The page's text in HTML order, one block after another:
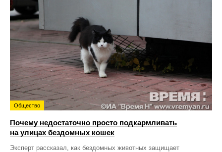
Общество
Почему недостаточно просто подкармливать
на улицах бездомных кошек
Эксперт рассказал, как бездомных животных защищает